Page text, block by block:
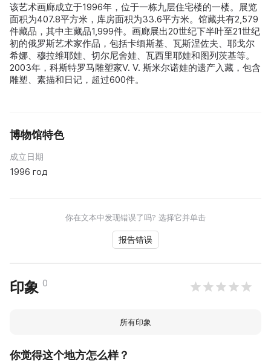
该艺术画廊成立于1996年，位于一栋九层住宅楼的一楼。展览
面积为407.8平方米，库房面积为33.6平方米。馆藏共有2,579
件藏品，其中主藏品1,999件。画廊展出20世纪下半叶至21世纪
初的俄罗斯艺术家作品，包括卡缅斯基、瓦斯涅佐夫、耶戈尔
希娜、穆拉维耶娃、切尔尼舍娃、瓦西里耶娃和图列茨基等。
2003年，科斯特罗马雕塑家V. V. 斯米尔诺娃的遗产入藏，包含
雕塑、素描和日记，超过600件。
博物馆特色
成立日期
1996 год
你在文本中发现错误了吗? 选择它并单击
报告错误
印象 0
所有印象
你觉得这个地方怎么样？